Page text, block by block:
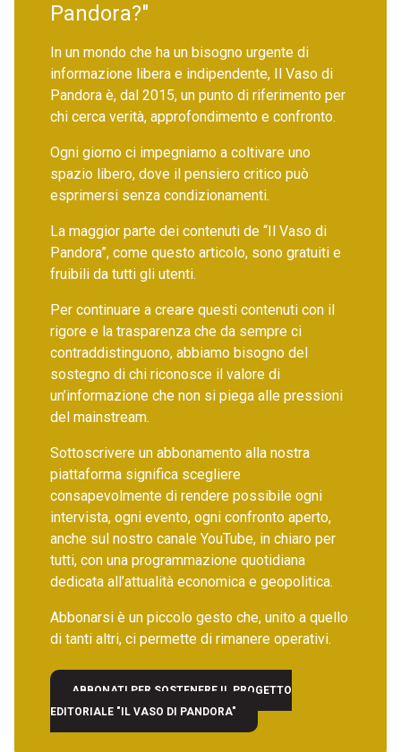
Pandora?"
In un mondo che ha un bisogno urgente di
informazione libera e indipendente, Il Vaso di
Pandora è, dal 2015, un punto di riferimento per
chi cerca verità, approfondimento e confronto.
Ogni giorno ci impegniamo a coltivare uno
spazio libero, dove il pensiero critico può
esprimersi senza condizionamenti.
La maggior parte dei contenuti de “Il Vaso di
Pandora”, come questo articolo, sono gratuiti e
fruibili da tutti gli utenti.
Per continuare a creare questi contenuti con il
rigore e la trasparenza che da sempre ci
contraddistinguono, abbiamo bisogno del
sostegno di chi riconosce il valore di
un’informazione che non si piega alle pressioni
del mainstream.
Sottoscrivere un abbonamento alla nostra
piattaforma significa scegliere
consapevolmente di rendere possibile ogni
intervista, ogni evento, ogni confronto aperto,
anche sul nostro canale YouTube, in chiaro per
tutti, con una programmazione quotidiana
dedicata all’attualità economica e geopolitica.
Abbonarsi è un piccolo gesto che, unito a quello
di tanti altri, ci permette di rimanere operativi.
ABBONATI PER SOSTENERE IL PROGETTO
EDITORIALE "IL VASO DI PANDORA"